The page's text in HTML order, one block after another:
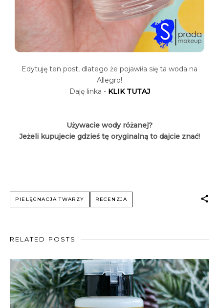
Edytuję ten post, dlatego że pojawiła się ta woda na
Allegro!
Daję linka - KLIK TUTAJ
Używacie wody różanej?
Jeżeli kupujecie gdzieś tę oryginalną to dajcie znać!
PIELĘGNACJA TWARZY RECENZJA
RELATED POSTS